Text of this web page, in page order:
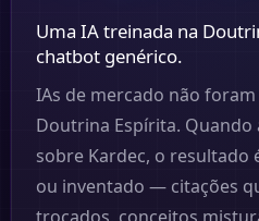
Uma IA treinada na
chatbot genérico.
IAs de mercado não
Doutrina Espírita.
sobre Kardec, o resultado
ou inventado — citações